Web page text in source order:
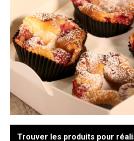
Trouver les produits pour